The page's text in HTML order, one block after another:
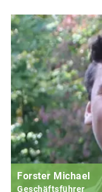
Forster Michael
Geschäftsführer